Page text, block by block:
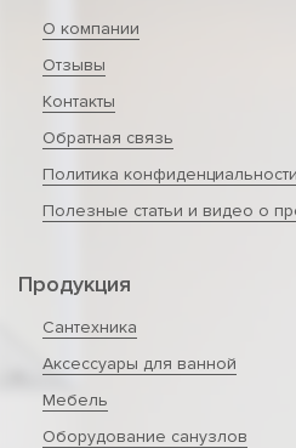
О компании
Отзывы
Контакты
Обратная связь
Политика конфиденциальности
Полезные статьи и видео о
Продукция
Сантехника
Аксессуары для ванной
Мебель
Оборудование санузлов